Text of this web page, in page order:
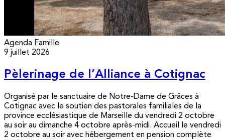
Agenda Famille
9 juillet 2026
Pèlerinage de l’Alliance à Cotignac
Organisé par le sanctuaire de Notre-Dame de Grâces à
Cotignac avec le soutien des pastorales familiales de la
province ecclésiastique de Marseille du vendredi 2 octobre
au soir au dimanche 4 octobre après-midi. Accueil le vendredi
2 octobre au soir avec hébergement en pension complète